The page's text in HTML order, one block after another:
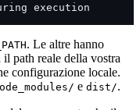
execution
. Le altre hanno
path reale della vostra
configurazione locale.
e dist/.